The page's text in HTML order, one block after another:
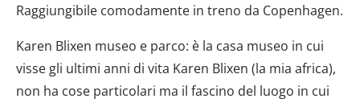
Raggiungibile comodamente in treno da Copenhagen.
Karen Blixen museo e parco: è la casa museo in cui
visse gli ultimi anni di vita Karen Blixen (la mia africa),
non ha cose particolari ma il fascino del luogo in cui